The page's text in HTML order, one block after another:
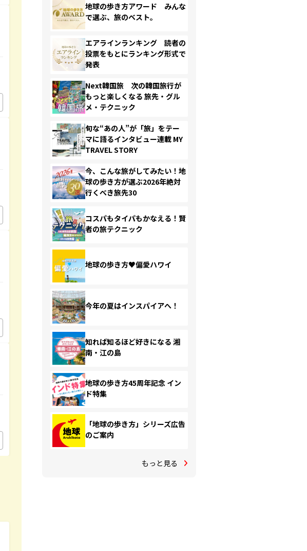
地球の歩き方アワード みんな
で選ぶ、旅のベスト。
エアラインランキング 読者の
投票をもとにランキング形式で
発表
Next韓国旅 次の韓国旅行が
もっと楽しくなる 旅先・グル
メ・テクニック
旬な“あの人”が「旅」をテー
マに語るインタビュー連載 MY
TRAVEL STORY
今、こんな旅がしてみたい！地
球の歩き方が選ぶ2026年絶対
行くべき旅先30
コスパもタイパもかなえる！賢
者の旅テクニック
地球の歩き方♥偏愛ハワイ
今年の夏はインスパイアへ！
知れば知るほど好きになる 湘
南・江の島
地球の歩き方45周年記念 イン
ド特集
「地球の歩き方」シリーズ広告
のご案内
もっと見る